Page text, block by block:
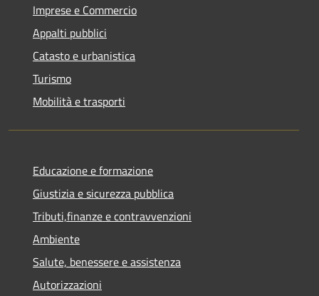
Imprese e Commercio
Appalti pubblici
Catasto e urbanistica
Turismo
Mobilità e trasporti
Educazione e formazione
Giustizia e sicurezza pubblica
Tributi,finanze e contravvenzioni
Ambiente
Salute, benessere e assistenza
Autorizzazioni